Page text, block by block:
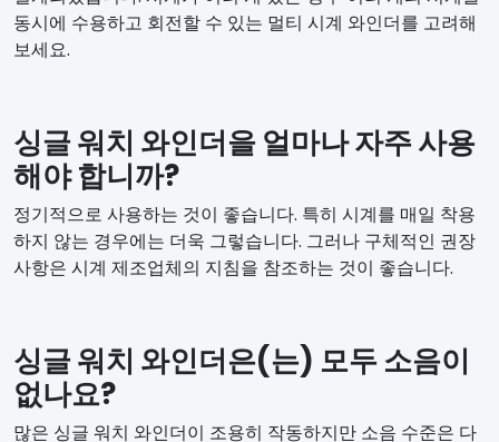
동시에 수용하고 회전할 수 있는 멀티 시계 와인더를 고려해
보세요.
싱글 워치 와인더을 얼마나 자주 사용
해야 합니까?
정기적으로 사용하는 것이 좋습니다. 특히 시계를 매일 착용
하지 않는 경우에는 더욱 그렇습니다. 그러나 구체적인 권장
사항은 시계 제조업체의 지침을 참조하는 것이 좋습니다.
싱글 워치 와인더은(는) 모두 소음이
없나요?
많은 싱글 워치 와인더이 조용히 작동하지만 소음 수준은 다